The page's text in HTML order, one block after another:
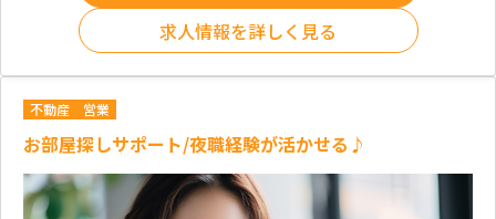
求人情報を詳しく見る
不動産 営業
お部屋探しサポート/夜職経験が活かせる♪